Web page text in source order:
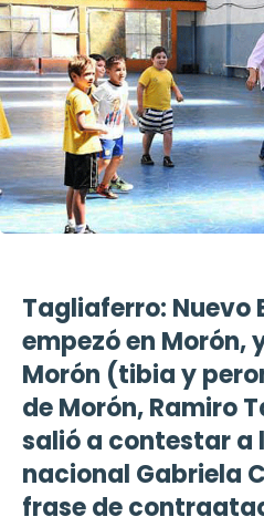
Tagliaferro: Nuevo
empezó en Morón,
Morón (tibia y
de Morón, Ramiro
salió a contestar a
nacional Gabriela
frase de